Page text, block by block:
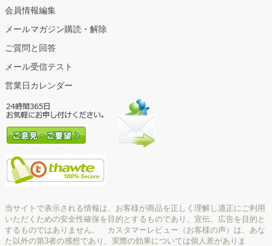
会員情報編集
メールマガジン購読・解除
ご質問と回答
メール受信テスト
営業日カレンダー
当サイトで表示される情報は、お客様が商品を正しく理解し適正にご利用
いただくための安全性確保を目的とするものであり、宣伝、広告を目的と
するものではありません。 カスタマーレビュー（お客様の声）は、あな
た以外の第3者の感想であり、実際の効果については個人差がありま